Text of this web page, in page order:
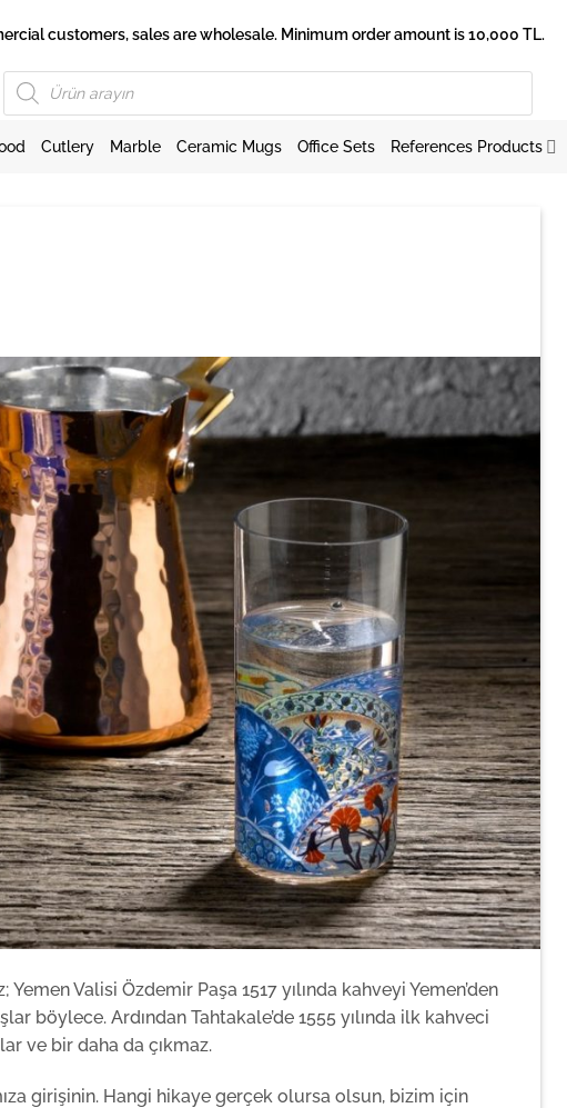
customers, sales are wholesale. Minimum order amount is 10,000 TL.
Products
search
Cutlery Marble Ceramic Mugs Office Sets References Products
Valisi Özdemir Paşa 1517 yılında kahveyi Yemen’den
böylece. Ardından Tahtakale’de 1555 yılında ilk kahveci
ve bir daha da çıkmaz.
girişinin. Hangi hikaye gerçek olursa olsun, bizim için